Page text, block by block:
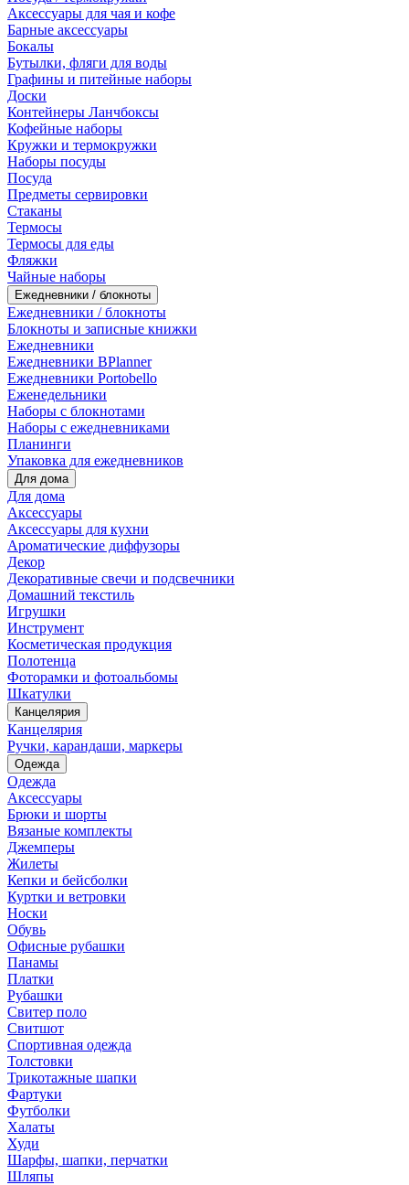
Аксессуары для чая и кофе
Барные аксессуары
Бокалы
Бутылки, фляги для воды
Графины и питейные наборы
Доски
Контейнеры Ланчбоксы
Кофейные наборы
Кружки и термокружки
Наборы посуды
Посуда
Предметы сервировки
Стаканы
Термосы
Термосы для еды
Фляжки
Чайные наборы
Ежедневники / блокноты
Ежедневники / блокноты
Блокноты и записные книжки
Ежедневники
Ежедневники BPlanner
Ежедневники Portobello
Еженедельники
Наборы с блокнотами
Наборы с ежедневниками
Планинги
Упаковка для ежедневников
Для дома
Для дома
Аксессуары
Аксессуары для кухни
Ароматические диффузоры
Декор
Декоративные свечи и подсвечники
Домашний текстиль
Игрушки
Инструмент
Косметическая продукция
Полотенца
Фоторамки и фотоальбомы
Шкатулки
Канцелярия
Канцелярия
Ручки, карандаши, маркеры
Одежда
Одежда
Аксессуары
Брюки и шорты
Вязаные комплекты
Джемперы
Жилеты
Кепки и бейсболки
Куртки и ветровки
Носки
Обувь
Офисные рубашки
Панамы
Платки
Рубашки
Свитер поло
Свитшот
Спортивная одежда
Толстовки
Трикотажные шапки
Фартуки
Футболки
Халаты
Худи
Шарфы, шапки, перчатки
Шляпы